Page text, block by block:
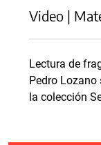
Video |
Lectura de
Pedro Lozano
la colección